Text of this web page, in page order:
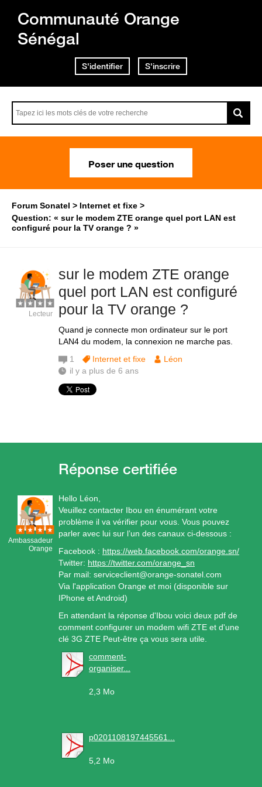
Communauté Orange
Sénégal
S'identifier S'inscrire
Poser une question
Forum Sonatel
Internet et fixe
Question: « sur le modem ZTE orange quel port LAN est
configuré pour la TV orange ? »
sur le modem ZTE orange
quel port LAN est configuré
pour la TV orange ?
Quand je connecte mon ordinateur sur le port
LAN4 du modem, la connexion ne marche pas.
Lecteur
1 Internet et fixe
Léon
il y a plus de 6 ans
Ambassadeur
Orange
Hello Léon,
Veuillez contacter Ibou en énumérant votre
problème il va vérifier pour vous. Vous pouvez
parler avec lui sur l’un des canaux ci-dessous :
Facebook : https://web.facebook.com/orange.sn/
Twitter: https://twitter.com/orange_sn
Par mail: serviceclient@orange-sonatel.com
Via l'application Orange et moi (disponible sur
IPhone et Android)
En attendant la réponse d'Ibou voici deux pdf de
comment configurer un modem wifi ZTE et d'une
clé 3G ZTE Peut-être ça vous sera utile.
comment-
organiser...
2,3 Mo
p0201108197445561...
5,2 Mo